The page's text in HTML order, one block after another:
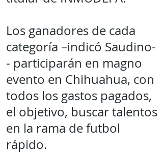
Los ganadores de cada
categoría –indicó Saudino-
- participarán en magno
evento en Chihuahua, con
todos los gastos pagados,
el objetivo, buscar talentos
en la rama de futbol
rápido.